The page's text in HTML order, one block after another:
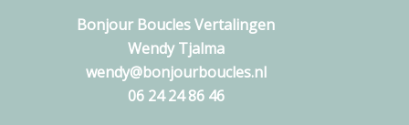
Bonjour Boucles Vertalingen
Wendy Tjalma
wendy@bonjourboucles.nl
06 24 24 86 46